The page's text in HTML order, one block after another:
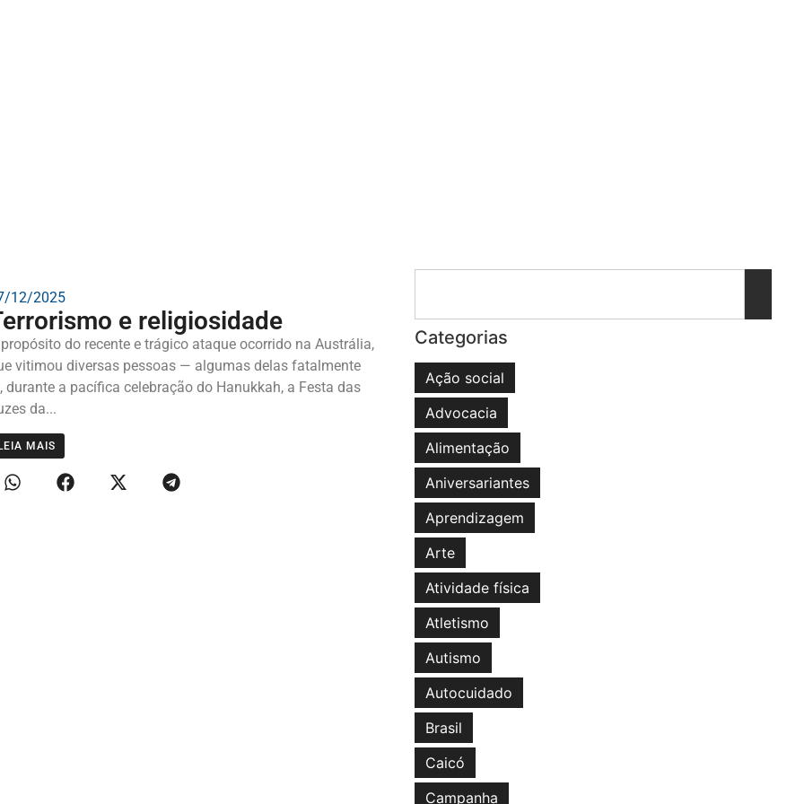
12/2025
e religiosidade
do recente e trágico ataque ocorrido na Austrália,
vitimou diversas pessoas — algumas delas fatalmente
durante a pacífica celebração do Hanukkah, a Festa das
da...
MAIS
Categorias
Ação social
Advocacia
Alimentação
Aniversariantes
Aprendizagem
Arte
Atividade física
Atletismo
Autismo
Autocuidado
Brasil
Caicó
Campanha